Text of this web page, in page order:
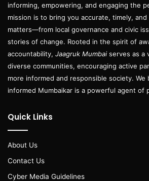
informing, empowering, and engaging the
mission is to bring you accurate, timely,
matters—from local governance and civic
stories of change. Rooted in the spirit of
accountability, Jaagruk Mumbai serves as a
diverse communities, encouraging active
more informed and responsible society. We
informed Mumbaikar is a powerful agent of
Quick Links
About Us
Contact Us
Cyber Media Guidelines